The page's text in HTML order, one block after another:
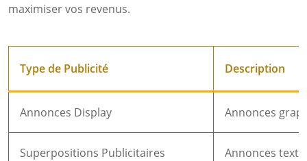
maximiser vos revenus.
Type de Publicité Description
Annonces Display Annonces
Superpositions Publicitaires Annonces